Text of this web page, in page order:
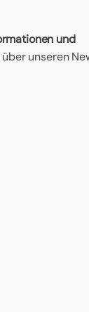
und
unseren